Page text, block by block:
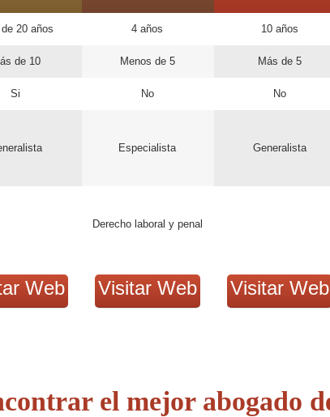
20 años
de 10
Si
Web
4 años
Menos de 5
No
Especialista
Derecho laboral y penal
Visitar Web
10 años
Más de 5
No
Generalista
Visitar Web
el mejor abogado